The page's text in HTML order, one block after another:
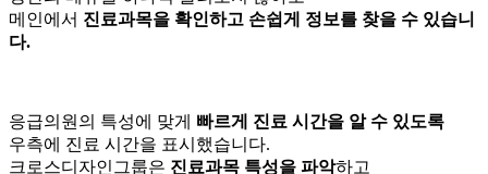
메인에서 진료과목을 확인하고 손쉽게 정보를 찾을 수 있습니
다.
응급의원의 특성에 맞게 빠르게 진료 시간을 알 수 있도록
우측에 진료 시간을 표시했습니다.
크로스디자인그룹은 진료과목 특성을 파악하고